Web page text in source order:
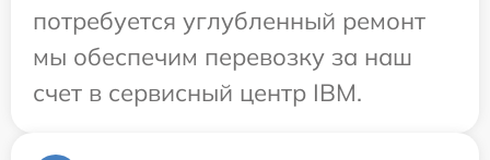
потребуется углубленный ремонт
мы обеспечим перевозку за наш
счет в сервисный центр IBM.